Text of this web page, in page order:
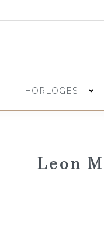
HORLOGES
Leon